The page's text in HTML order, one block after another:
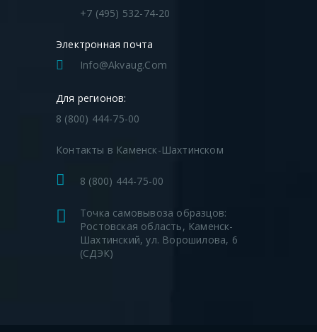
+7 (495) 532-74-20
Электронная почта
Info@akvaug.com
Для регионов:
8 (800) 444-75-00
Контакты в Каменск-Шахтинском
8 (800) 444-75-00
Точка самовывоза образцов:
Ростовская область, Каменск-
Шахтинский, ул. Ворошилова, 6
(СДЭК)